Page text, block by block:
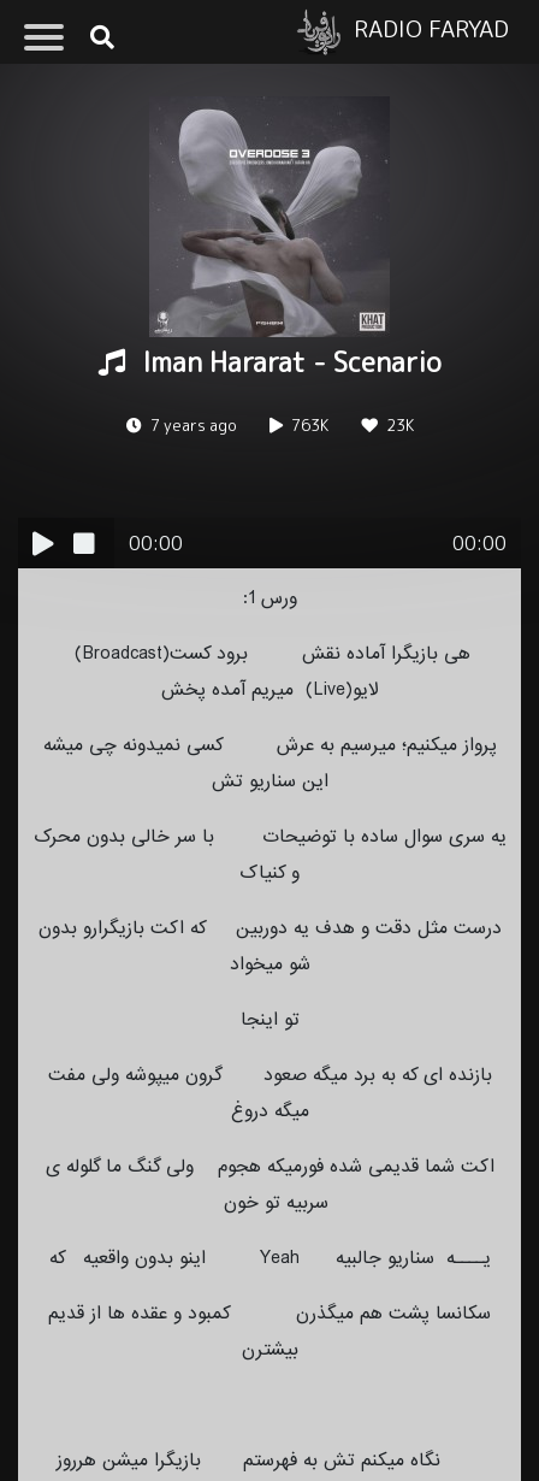
RADIO FARYAD
Iman Hararat - Scenario
7 years ago 763K 23K
00:00 00:00
ورس 1:
هی بازیگرا آماده نقش برود کست(Broadcast)
لایو(Live) میریم آمده پخش
پرواز میکنیم؛ میرسیم به عرش کسی نمیدونه چی میشه
این سناریو تش
یه سری سوال ساده با توضیحات با سر خالی بدون محرک
و کنیاک
درست مثل دقت و هدف یه دوربین که اکت بازیگرارو بدون
شو میخواد
تو اینجا
بازنده ای که به برد میگه صعود گرون میپوشه ولی مفت
میگه دروغ
اکت شما قدیمی شده فورمیکه هجوم ولی گنگ ما گلوله ی
سربیه تو خون
یــــه سناریو جالبیه Yeah اینو بدون واقعیه که
سکانسا پشت هم میگذرن کمبود و عقده ها از قدیم
بیشترن
نگاه میکنم تش به فهرستم بازیگرا میشن هرروز